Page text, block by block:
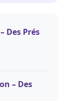
Des Prés
– Des